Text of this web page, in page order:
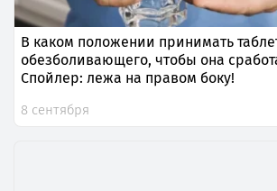
В каком положении принимать
обезболивающего, чтобы она
Спойлер: лежа на правом боку!
8 сентября